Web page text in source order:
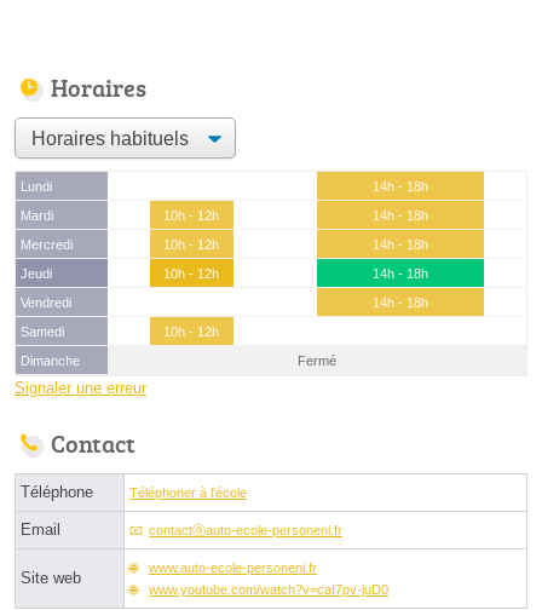
Horaires
Lundi
14h - 18h
Mardi
10h - 12h
14h - 18h
Mercredi
10h - 12h
14h - 18h
Jeudi
10h - 12h
14h - 18h
Vendredi
14h - 18h
Samedi
10h - 12h
Dimanche
Fermé
Signaler une erreur
Contact
Téléphone Téléphoner à l'école
Email contactⓐauto-ecole-personeni.fr
Site web
www.auto-ecole-personeni.fr
www.youtube.com/watch?v=caI7pv-juD0